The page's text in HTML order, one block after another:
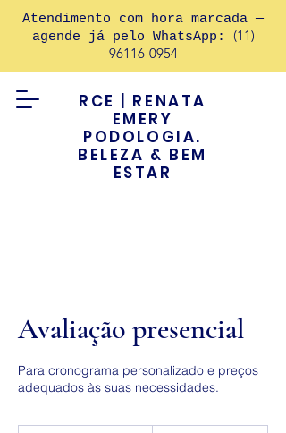
Atendimento com hora marcada —
agende já pelo WhatsApp: (11)
96116-0954
RCE | RENATA
EMERY
PODOLOGIA.
BELEZA & BEM
ESTAR
Avaliação presencial
Para cronograma personalizado e preços
adequados às suas necessidades.